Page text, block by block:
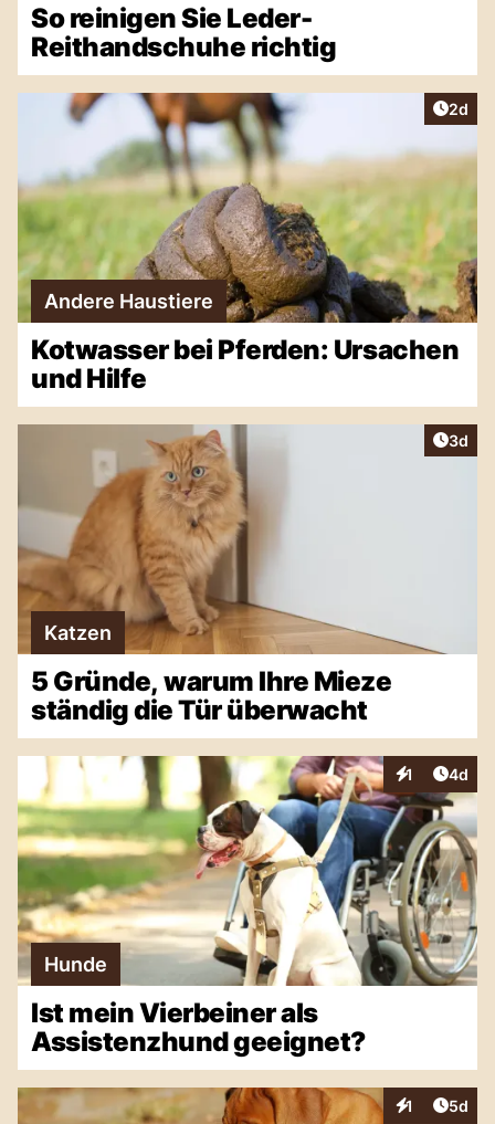
So reinigen Sie Leder-
Reithandschuhe richtig
2d
Andere Haustiere
Kotwasser bei Pferden: Ursachen
und Hilfe
3d
Katzen
5 Gründe, warum Ihre Mieze
ständig die Tür überwacht
1
Interaktionen
4d
Hunde
Ist mein Vierbeiner als
Assistenzhund geeignet?
1
Interaktionen
5d